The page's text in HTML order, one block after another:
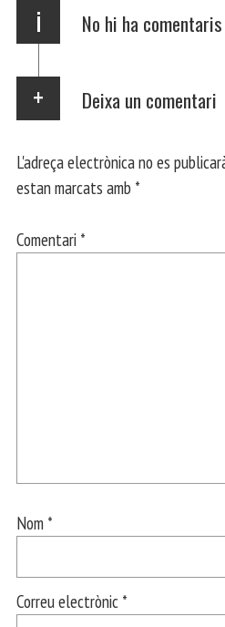
i No hi ha comentaris
Deixa un comentari
L'adreça electrònica no es
estan marcats amb *
Comentari *
Nom *
Correu electrònic *